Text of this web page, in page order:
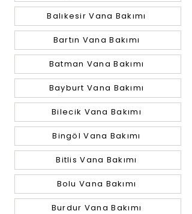
Balıkesir Vana Bakımı
Bartın Vana Bakımı
Batman Vana Bakımı
Bayburt Vana Bakımı
Bilecik Vana Bakımı
Bingöl Vana Bakımı
Bitlis Vana Bakımı
Bolu Vana Bakımı
Burdur Vana Bakımı